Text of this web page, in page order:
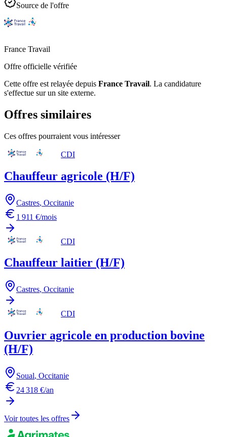
Source de l'offre
France Travail
Offre officielle vérifiée
Cette offre est relayée depuis France Travail. La candidature
s'effectue sur un site externe.
Offres similaires
Ces offres pourraient vous intéresser
CDI
Chauffeur agricole (H/F)
Castres, Occitanie
1 911 €/mois
CDI
Chauffeur laitier (H/F)
Castres, Occitanie
CDI
Ouvrier agricole en production bovine
(H/F)
Soual, Occitanie
24 318 €/an
Voir toutes les offres